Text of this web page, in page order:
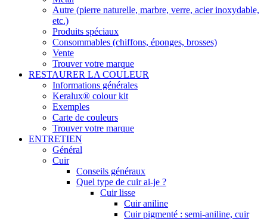
Autre (pierre naturelle, marbre, verre, acier inoxydable,
etc.)
Produits spéciaux
Consommables (chiffons, éponges, brosses)
Vente
Trouver votre marque
RESTAURER LA COULEUR
Informations générales
Keralux® colour kit
Exemples
Carte de couleurs
Trouver votre marque
ENTRETIEN
Général
Cuir
Conseils généraux
Quel type de cuir ai-je ?
Cuir lisse
Cuir aniline
Cuir pigmenté : semi-aniline, cuir